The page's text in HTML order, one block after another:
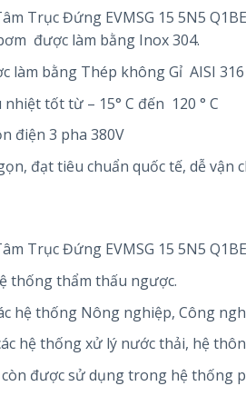
Trục Đứng EVMSG 15 5N5
được làm bằng Inox 304.
làm bằng Thép không Gỉ AISI 316
tốt từ – 15° C đến 120 ° C
điện 3 pha 380V
đạt tiêu chuẩn quốc tế, dễ vận
Trục Đứng EVMSG 15 5N5
thống thẩm thấu ngược.
hệ thống Nông nghiệp, Công
hệ thống xử lý nước thải, hệ
được sử dụng trong hệ thống